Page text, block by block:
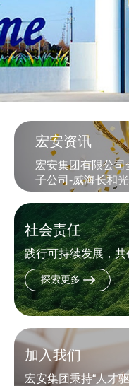
宏安资讯
宏安集团有限公司
子公司-威海长和
技有限公司被认定
东省制造业单项冠
业”
社会责任
践行可持续发展，
探索更多
加入我们
宏安集团秉持“人才